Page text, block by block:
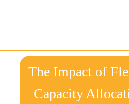
The Impact of
Capacity